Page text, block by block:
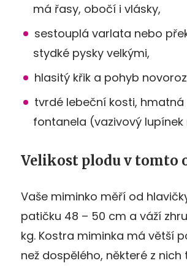
má řasy, obočí i vlásky,
sestouplá varlata nebo
stydké pysky velkými,
hlasitý křik a pohyb
tvrdé lebeční kosti, hmatná
fontanela (vazivový lupínek
Velikost plodu v tomto
Vaše miminko měří od
patičku 48 – 50 cm a váží
kg. Kostra miminka má větší
než dospělého, některé z nich